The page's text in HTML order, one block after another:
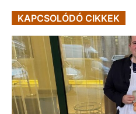
KAPCSOLÓDÓ CIKKEK